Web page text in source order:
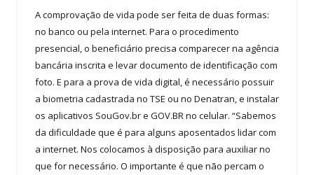
A comprovação de vida pode ser feita de duas formas:
no banco ou pela internet. Para o procedimento
presencial, o beneficiário precisa comparecer na agência
bancária inscrita e levar documento de identificação com
foto. E para a prova de vida digital, é necessário possuir
a biometria cadastrada no TSE ou no Denatran, e instalar
os aplicativos SouGov.br e GOV.BR no celular. “Sabemos
da dificuldade que é para alguns aposentados lidar com
a internet. Nos colocamos à disposição para auxiliar no
que for necessário. O importante é que não percam o